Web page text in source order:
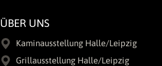
ÜBER UNS
Kaminausstellung Halle/Leipzig
Grillausstellung Halle/Leipzig